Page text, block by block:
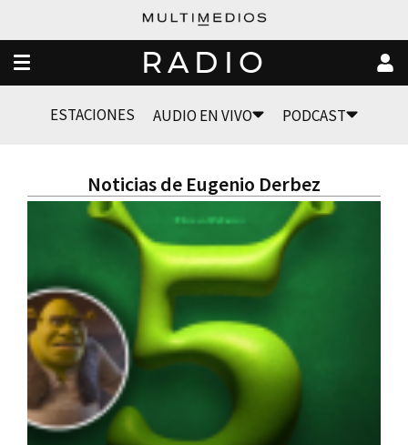
RADIO
ESTACIONES AUDIO EN VIVO PODCAST
Noticias de Eugenio Derbez